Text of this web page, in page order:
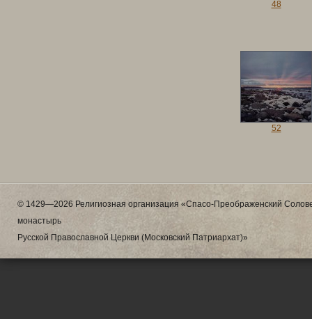
48
52
© 1429—2026 Религиозная организация «Спасо-Преображенский
монастырь
Русской Православной Церкви (Московский Патриархат)»